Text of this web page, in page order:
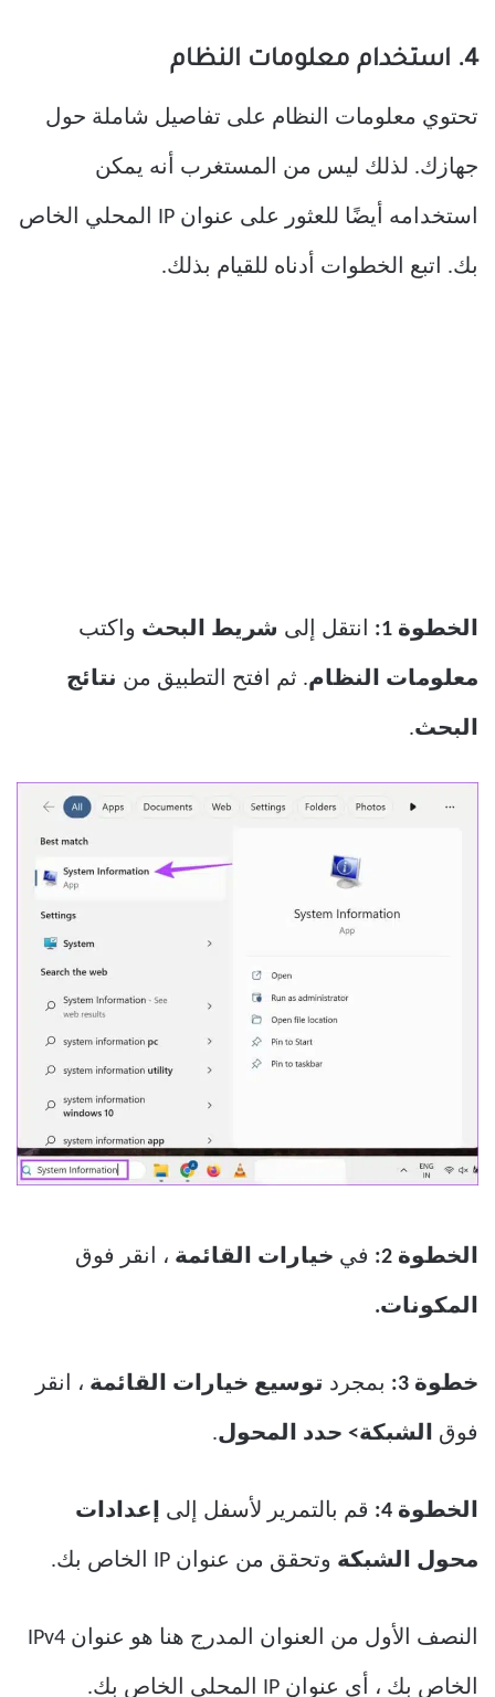
4. استخدام معلومات النظام
تحتوي معلومات النظام على تفاصيل شاملة حول
جهازك. لذلك ليس من المستغرب أنه يمكن
استخدامه أيضًا للعثور على عنوان IP المحلي الخاص
بك. اتبع الخطوات أدناه للقيام بذلك.
الخطوة 1: انتقل إلى شريط البحث واكتب
معلومات النظام. ثم افتح التطبيق من نتائج
البحث.
الخطوة 2: في خيارات القائمة ، انقر فوق
المكونات.
خطوة 3: بمجرد توسيع خيارات القائمة ، انقر
فوق الشبكة> حدد المحول.
الخطوة 4: قم بالتمرير لأسفل إلى إعدادات
محول الشبكة وتحقق من عنوان IP الخاص بك.
النصف الأول من العنوان المدرج هنا هو عنوان IPv4
الخاص بك ، أي عنوان IP المحلي الخاص بك.